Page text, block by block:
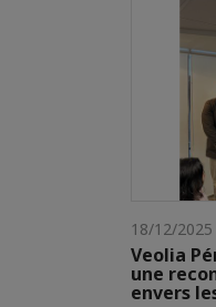
18/12/2025
Veolia
une
envers